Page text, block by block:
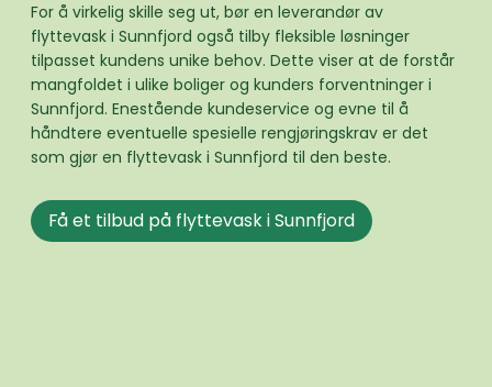
For å virkelig skille seg ut, bør en leverandør av
flyttevask i Sunnfjord også tilby fleksible løsninger
tilpasset kundens unike behov. Dette viser at de forstår
mangfoldet i ulike boliger og kunders forventninger i
Sunnfjord. Enestående kundeservice og evne til å
håndtere eventuelle spesielle rengjøringskrav er det
som gjør en flyttevask i Sunnfjord til den beste.
Få et tilbud på flyttevask i Sunnfjord